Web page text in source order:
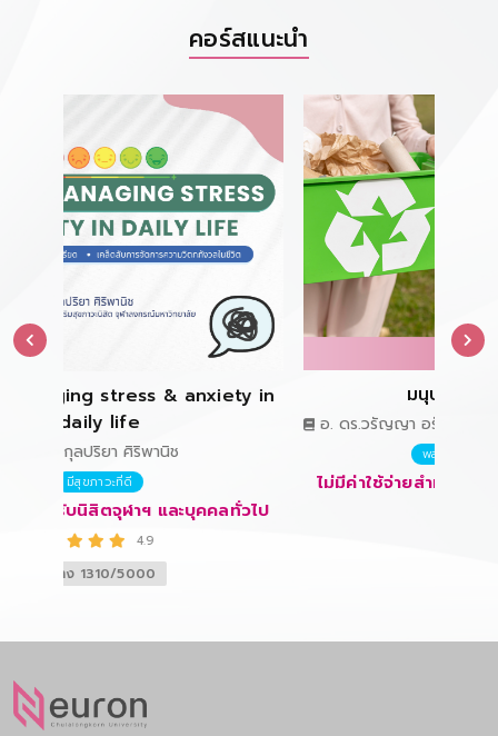
คอร์สแนะนำ
& anxiety in
ละบุคคลทั่วไป
มนุษย์กับสิ่งแวดล้อม
อ. ดร.วรัญญา อรัญวาลัย อ.ดร.นนทิวืชญ ตัณฑ
และ ผศ. ดร.พงษ์ชัย ดำรงโรจน์วัฒนา
ไม่มีค่าใช้จ่ายสำหรับนิสิตจุฬาฯ และบุคคลทั่ว